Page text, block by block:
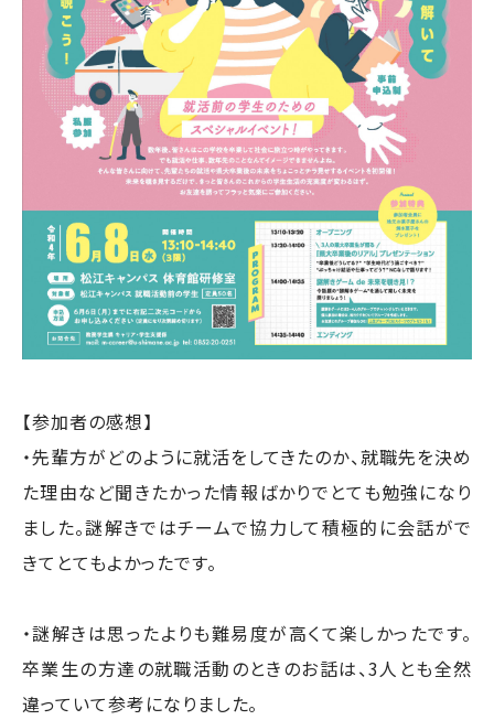
【参加者の感想】
・先輩方がどのように就活をしてきたのか、就職先を決め
た理由など聞きたかった情報ばかりでとても勉強になり
ました。謎解きではチームで協力して積極的に会話がで
きてとてもよかったです。
・謎解きは思ったよりも難易度が高くて楽しかったです。
卒業生の方達の就職活動のときのお話は、3人とも全然
違っていて参考になりました。